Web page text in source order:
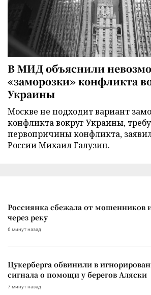
В МИД объяснили
«заморозки» конфликта
Украины
Москве не подходит вариант
конфликта вокруг Украины,
первопричины конфликта,
России Михаил Галузин.
Россиянка сбежала от мошенников
через реку
6 минут назад
Цукерберга обвинили в
сигнала о помощи у берегов Аляски
7 минут назад